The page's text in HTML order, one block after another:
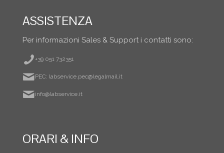
ASSISTENZA
Per informazioni Sales & Support i contatti sono:
+39 051 732351
PEC: labservice.pec@legalmail.it
info@labservice.it
ORARI & INFO